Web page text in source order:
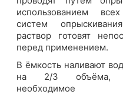
использованием
систем
раствор готовят
перед применением.
В ёмкость наливают
на 2/3 объёма,
необходимое